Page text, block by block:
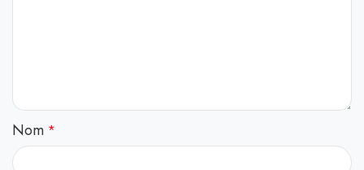
Nom *